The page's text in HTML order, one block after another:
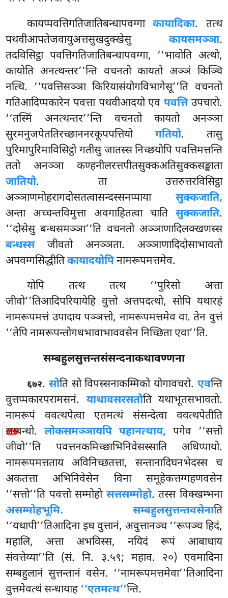
📜
कायप्पवत्तिगतिजातिबन्धापवग्गाकायादिका. तत्थ
पथवीआपतेजवायुअत्तसुखदुक्खेसु कायसमञ्ञा.
तदविसिट्ठा पवत्तिगतिजातिबन्धापवग्गा, ‘‘भावोति अत्थो,
कायोति अनत्थन्तर’’न्ति वचनतो कायतो अञ्ञं किञ्चि
नत्थि. ‘‘पवत्तिसञ्ञा किरियासंयोगविभागेसू’’ति वचनतो
गतिआदिप्पकारेन पवत्ता पथवीआदयो एवपवत्तिउपचारो.
‘‘तस्मिं अनत्थन्तर’’न्ति वचनतो कायतो अनञ्ञा
सुरमनुजपेततिरच्छाननरकूपपत्तियो गतियो. तासु
पुरिमापुरिमाविसिट्ठो गतीसु जातस्स निच्छयोपि पवत्तिमत्तन्ति
ततो अनञ्ञा कण्हनीलरत्तपीतसुक्कअतिसुक्कसङ्खाता
जातियो. ता उत्तरुत्तरविसिट्ठा
अञ्ञाणमोहरागदोसतत्वासन्दस्सनप्पाया सुक्कजाति,
अन्ता अच्चन्तविमुत्ता अवगाहितत्वा चाति सुक्कजाति.
‘‘दोसेसु बन्धसमञ्ञा’’ति वचनतो अञ्ञाणादिलक्खणस्स
बन्धस्सजीवतो अनञ्ञता. अञ्ञाणादिदोसाभावतो
अपवग्गसिद्धीतिकायादयोपिनामरूपमत्तमेव.
योपि तत्थ तत्थ ‘‘पुरिसो अत्ता
जीवो’’तिआदिपरियायेहि वुत्तो अत्तपदत्थो, सोपि यथारहं
नामरूपमत्तं उपादाय पञ्ञत्तो, नामरूपमत्तमेव वा. तेन वुत्तं
‘‘तेपि नामरूपन्तोगधभावाभाववसेन निच्छिता एवा’’ति.
सम्बहुलसुत्तन्तसंसन्दनाकथावण्णना
६७२. सोति सो विपस्सनाकम्मिको योगावचरो. एवन्ति
वुत्तप्पकारपरामसनं. याथावसरसतोति यथाभूतसभावतो.
नामरूपं ववत्थपेत्वा एतमत्थं संसन्देत्वा ववत्थपेतीति
सम्बन्धो.लोकसमञ्ञायपि पहानत्थाय, पगेव ‘‘सत्तो
जीवो’’ति पवत्तनकमिच्छाभिनिवेसस्साति अधिप्पायो.
नामरूपमत्तताय अविनिच्छतत्ता, सन्तानादिघनभेदस्स च
अकतत्ता अभिनिवेसेन विना समूहेकत्तग्गहणवसेन
‘‘सत्तो’’ति पवत्तो सम्मोहो सत्तसम्मोहो. तस्स विक्खम्भना
असम्मोहभूमि. सम्बहुलसुत्तन्तवसेनाति
‘‘यथापी’’तिआदिना इध वुत्तानं, अवुत्तानञ्च ‘‘रूपञ्च हिदं,
महालि, अत्ता अभविस्स, नयिदं रूपं आबाधाय
संवत्तेय्या’’ति (सं. नि. ३.५९; महाव. २०) एवमादिना
सम्बहुलानं सुत्तन्तानं वसेन. ‘‘नामरूपमत्तमेवा’’तिआदिना
वुत्तमेवत्थं सन्धायाह‘‘एतमत्थ’’न्ति.